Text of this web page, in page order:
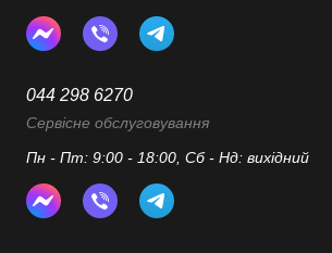
044 298 6270
Сервісне обслуговування
Пн - Пт: 9:00 - 18:00, Сб - Нд: вихідний